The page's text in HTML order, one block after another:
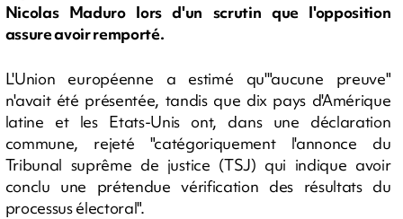
Nicolas Maduro lors d'un scrutin que l'opposition
assure avoir remporté.
L'Union européenne a estimé qu'"aucune preuve"
n'avait été présentée, tandis que dix pays d'Amérique
latine et les Etats-Unis ont, dans une déclaration
commune, rejeté "catégoriquement l'annonce du
Tribunal suprême de justice (TSJ) qui indique avoir
conclu une prétendue vérification des résultats du
processus électoral".